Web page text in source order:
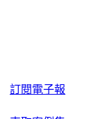
訂閱電子報